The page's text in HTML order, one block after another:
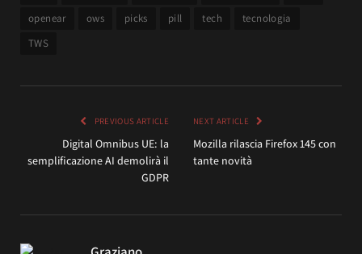
openear
ows picks pill tech
tecnologia
TWS
PREVIOUS ARTICLE
Digital Omnibus UE: la
semplificazione AI demolirà il
GDPR
NEXT ARTICLE
Mozilla rilascia Firefox 145 con
tante novità